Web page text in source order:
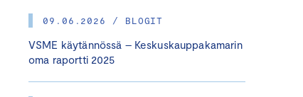
09.06.2026 / BLOGIT
VSME käytännössä – Keskuskauppakamarin
oma raportti 2025